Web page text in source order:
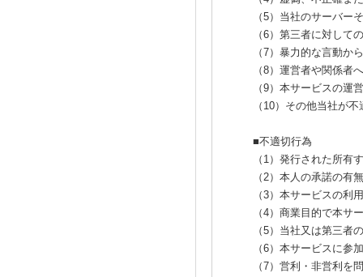
（5）当社のサーバー
（6）第三者に対して
（7）暴力的な言動か
（8）運営者や関係者
（9）本サービスの運
（10）その他当社が
■不適切行為
（1）発行された所有
（2）本人の承諾の有
（3）本サービスの利
（4）商業目的で本サ
（5）当社又は第三者
（6）本サービスに参
（7）営利・非営利を